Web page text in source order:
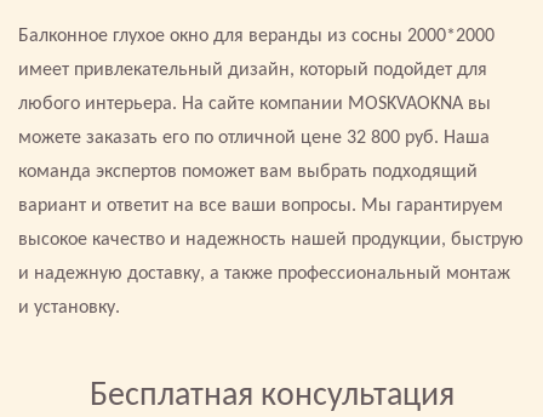
Балконное глухое окно для веранды из сосны 2000*2000
имеет привлекательный дизайн, который подойдет для
любого интерьера. На сайте компании MOSKVAOKNA вы
можете заказать его по отличной цене 32 800 руб. Наша
команда экспертов поможет вам выбрать подходящий
вариант и ответит на все ваши вопросы. Мы гарантируем
высокое качество и надежность нашей продукции, быструю
и надежную доставку, а также профессиональный монтаж
и установку.
Бесплатная консультация